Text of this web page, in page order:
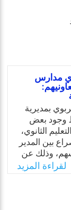
مدارس
بمديرية
وجود بعض
الثانوي،
بين المدير
وذلك عن
بها عدد
لقراءة المزيد